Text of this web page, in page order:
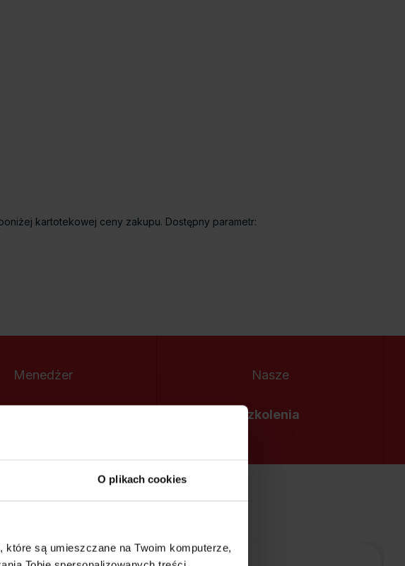
O plikach cookies
są umieszczane na Twoim komputerze,
kartotekowej ceny zakupu. Dostępny parametr:
Menedżer Nasze
szkolenia